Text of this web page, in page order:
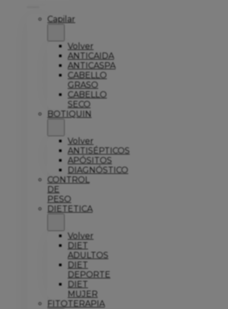
Capilar
Volver
ANTICAIDA
ANTICASPA
CABELLO
GRASO
CABELLO
SECO
BOTIQUIN
Volver
ANTISÉPTICOS
APÓSITOS
DIAGNÓSTICO
CONTROL
DE
PESO
DIETETICA
Volver
DIET
ADULTOS
DIET
DEPORTE
DIET
MUJER
FITOTERAPIA